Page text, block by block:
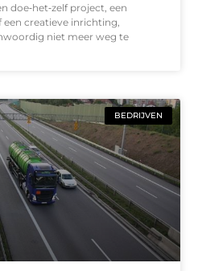
doe‑het‑zelf project, een
creatieve inrichting,
niet meer weg te
BEDRIJVEN